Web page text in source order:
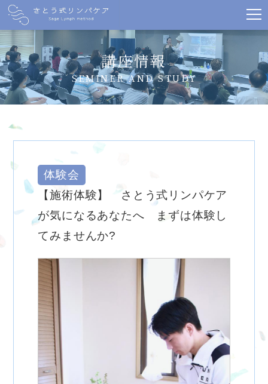
講座情報
SEMINER AND STUDY
体験会
【施術体験】 さとう式リンパケア
が気になるあなたへ まずは体験し
てみませんか?